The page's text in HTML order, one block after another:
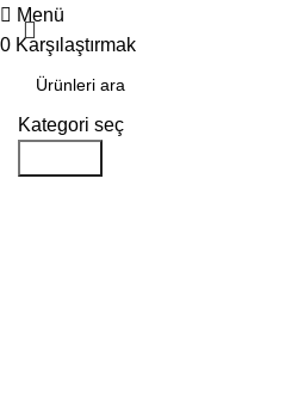
Kategori seç
Menü
0 Karşılaştırmak